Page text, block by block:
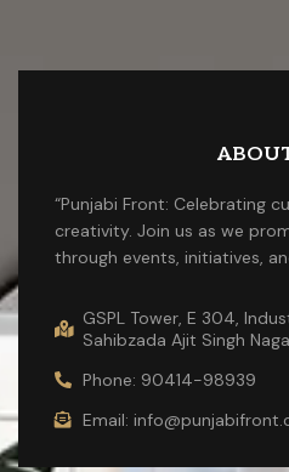
“Punjabi Front: Celebrating
creativity. Join us as we
through events, initiatives,
GSPL Tower, E 304,
Sahibzada Ajit Singh
Phone: 90414-98939
Email: